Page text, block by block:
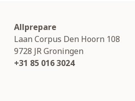
Allprepare
Laan Corpus Den Hoorn 108
9728 JRGroningen
+31 85 016 3024